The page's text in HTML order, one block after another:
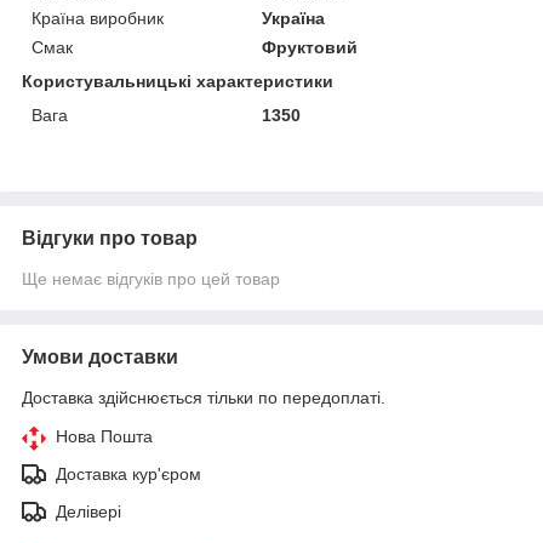
Країна виробник
Україна
Смак
Фруктовий
Користувальницькі характеристики
Вага
1350
Відгуки про товар
Ще немає відгуків про цей товар
Умови доставки
Доставка здійснюється тільки по передоплаті.
Нова Пошта
Доставка кур'єром
Делівері